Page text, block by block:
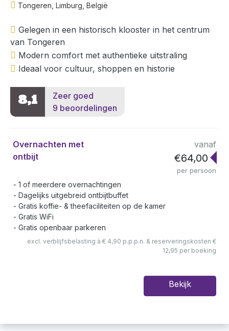
Tongeren, Limburg, België
Gelegen in een historisch klooster in het centrum
van Tongeren
Modern comfort met authentieke uitstraling
Ideaal voor cultuur, shoppen en historie
8,1
Zeer goed
9 beoordelingen
Overnachten met
ontbijt
vanaf
€64,00
per persoon
1 of meerdere overnachtingen
Dagelijks uitgebreid ontbijtbuffet
Gratis koffie- & theefaciliteiten op de kamer
Gratis WiFi
Gratis openbaar parkeren
excl. verblijfsbelasting à € 4,90 p.p.p.n. & reserveringskosten €
12,95 per boeking
Bekijk